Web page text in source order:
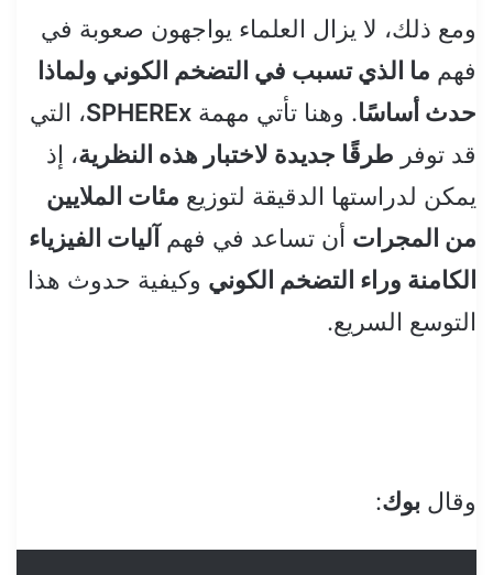
ومع ذلك، لا يزال العلماء يواجهون صعوبة في
فهم ما الذي تسبب في التضخم الكوني ولماذا
حدث أساسًا. وهنا تأتي مهمة SPHEREx، التي
قد توفر طرقًا جديدة لاختبار هذه النظرية، إذ
يمكن لدراستها الدقيقة لتوزيع مئات الملايين
من المجرات أن تساعد في فهم آليات الفيزياء
الكامنة وراء التضخم الكوني وكيفية حدوث هذا
التوسع السريع.
وقال بوك: